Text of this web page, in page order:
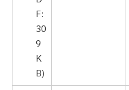
F:
30
9
K
B)